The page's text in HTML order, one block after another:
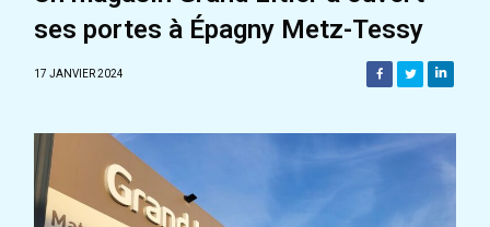
ses portes à Épagny Metz-Tessy
17 JANVIER 2024